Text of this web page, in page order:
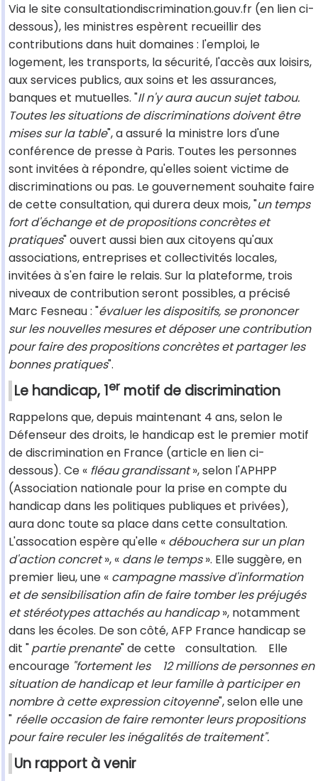
Via le site consultationdiscrimination.gouv.fr (en lien ci-
dessous), les ministres espèrent recueillir des
contributions dans huit domaines : l'emploi, le
logement, les transports, la sécurité, l'accès aux loisirs,
aux services publics, aux soins et les assurances,
banques et mutuelles. "Il n'y aura aucun sujet tabou.
Toutes les situations de discriminations doivent être
mises sur la table", a assuré la ministre lors d'une
conférence de presse à Paris. Toutes les personnes
sont invitées à répondre, qu'elles soient victime de
discriminations ou pas. Le gouvernement souhaite faire
de cette consultation, qui durera deux mois, "un temps
fort d'échange et de propositions concrètes et
pratiques" ouvert aussi bien aux citoyens qu'aux
associations, entreprises et collectivités locales,
invitées à s'en faire le relais. Sur la plateforme, trois
niveaux de contribution seront possibles, a précisé
Marc Fesneau : "évaluer les dispositifs, se prononcer
sur les nouvelles mesures et déposer une contribution
pour faire des propositions concrètes et partager les
bonnes pratiques".
Le handicap, 1ermotif de discrimination
Rappelons que, depuis maintenant 4 ans, selon le
Défenseur des droits, le handicap est le premier motif
de discrimination en France (article en lien ci-
dessous). Ce « fléau grandissant», selon l'APHPP
(Association nationale pour la prise en compte du
handicap dans les politiques publiques et privées),
aura donc toute sa place dans cette consultation.
L'assocation espère qu'elle « débouchera sur un plan
d'action concret», « dans le temps». Elle suggère, en
premier lieu, une « campagne massive d'information
et de sensibilisation afin de faire tomber les préjugés
et stéréotypes attachés au handicap», notamment
dans les écoles. De son côté, AFP France handicap se
dit "partie prenante" de cette consultation.
Elle
encourage "fortement les
12 millions de personnes en
situation de handicap et leur famille à participer en
nombre à cette expression citoyenne", selon elle une
" réelle occasion de faire remonter leurs propositions
pour faire reculer les inégalités de traitement".
Un rapport à venir